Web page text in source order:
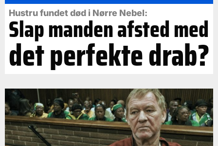
Hustru fundet død i Nørre Nebel:
Slap manden afsted med
det perfekte drab?